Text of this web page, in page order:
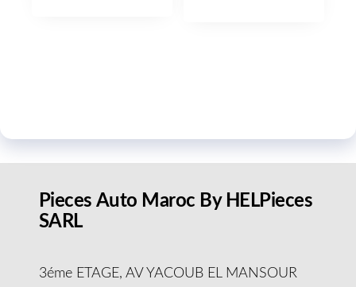
Pieces Auto Maroc By HELPieces
SARL
3éme ETAGE, AV YACOUB EL MANSOUR